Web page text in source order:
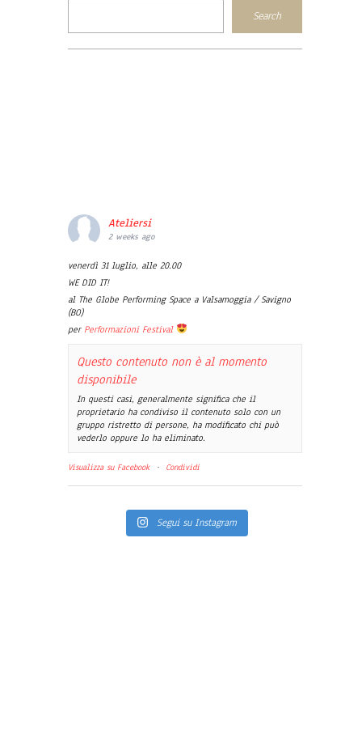
Ateliersi
2 weeks ago
venerdì 31 luglio, alle 20.00
WE DID IT!
al The Globe Performing Space a Valsamoggia / Savigno
(BO)
per Performazioni Festival
Questo contenuto non è al momento
disponibile
In questi casi, generalmente significa che il
proprietario ha condiviso il contenuto solo con un
gruppo ristretto di persone, ha modificato chi può
vederlo oppure lo ha eliminato.
Visualizza su Facebook · Condividi
Segui su Instagram